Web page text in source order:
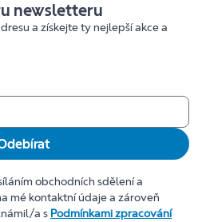
newsletteru
a získejte ty nejlepší akce a
obchodních sdělení a
mé kontaktní údaje a zároveň
a s Podmínkami zpracování